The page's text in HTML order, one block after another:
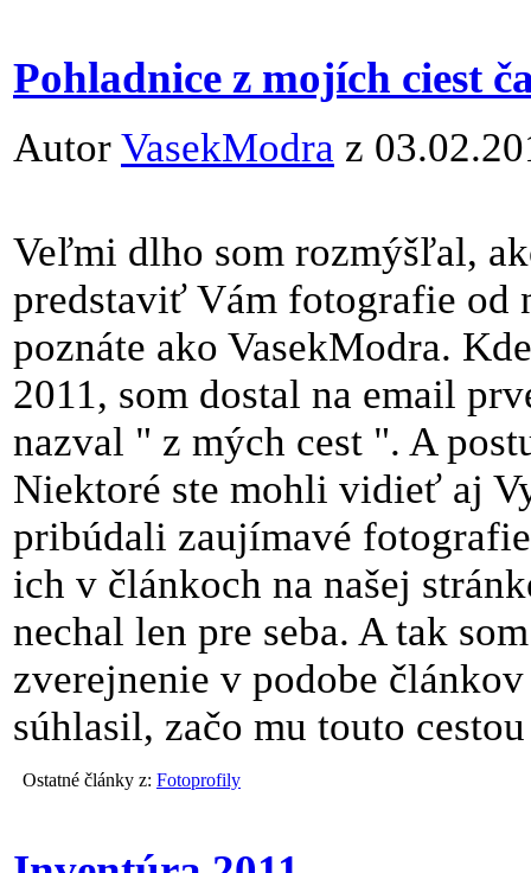
Pohladnice z mojích ciest
Autor VasekModra z
Veľmi dlho som rozmýšľal,
predstaviť Vám fotografie od
poznáte ako VasekModra.
2011, som dostal na email
nazval " z mých cest ". A
Niektoré ste mohli vidieť aj
pribúdali zaujímavé
ich v článkoch na našej
nechal len pre seba. A tak
zverejnenie v podobe
súhlasil, začo mu touto
Ostatné články z: Fotoprofily